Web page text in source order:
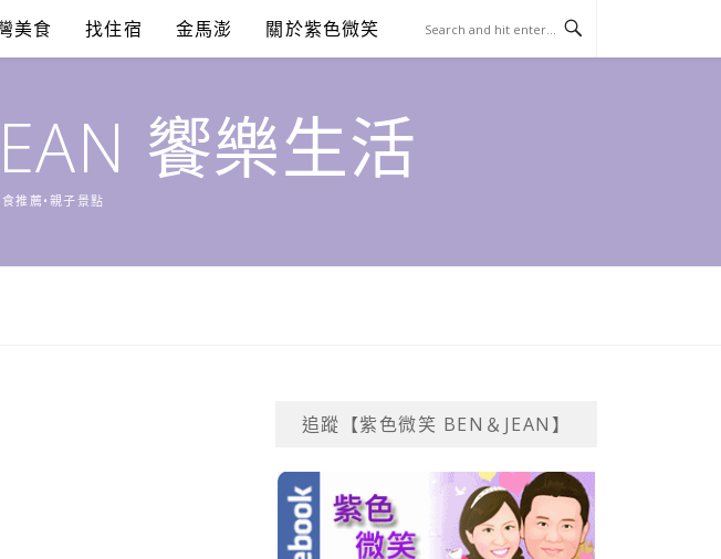
美食 找住宿 金馬澎 關於紫色微笑
饗樂生活
推薦•親子景點
追蹤【紫色微笑 BEN＆JEAN】